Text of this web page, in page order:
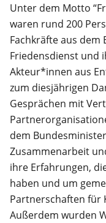
Unter dem Motto
waren rund 200
Fachkräfte aus dem
Friedensdienst und
Akteur*innen aus
zum diesjährigen
Gesprächen mit
dem
Zusammenarbeit
ihre Erfahrungen,
haben und um
Partnerschaften für
Außerdem wurden